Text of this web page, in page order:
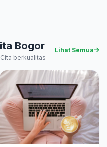
Bogor
berkualitas
Lihat Semua